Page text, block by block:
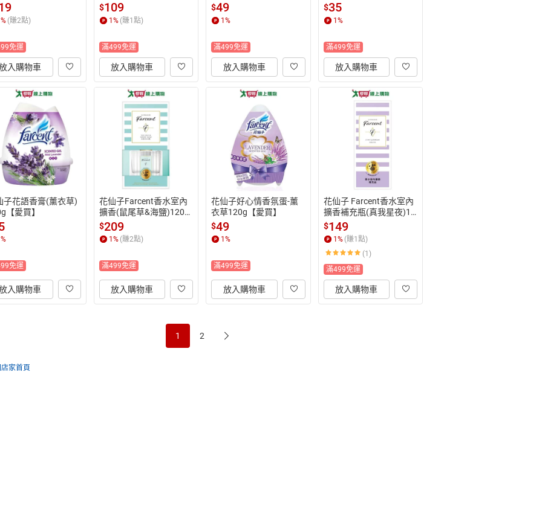
% (賺2點)
免運
入購物車
$109
1% (賺1點)
滿499免運
放入購物車
$49
1%
滿499免運
放入購物車
$35
1%
滿499免運
放入購物車
子花語香膏(薰衣草)
【愛買】
%
免運
入購物車
花仙子Farcent香水室內
擴香(鼠尾草&海鹽)120m
l【愛買】
$209
1 % (賺2點)
滿499免運
放入購物車
花仙子好心情香氛蛋-薰
衣草120g【愛買】
$49
1 %
滿499免運
放入購物車
花仙子 Farcent香水室內
擴香補充瓶(真我星夜)10
0ml【愛買】
$149
1 % (賺1 點)
(1)
滿499免運
放入購物車
1 2
家首頁